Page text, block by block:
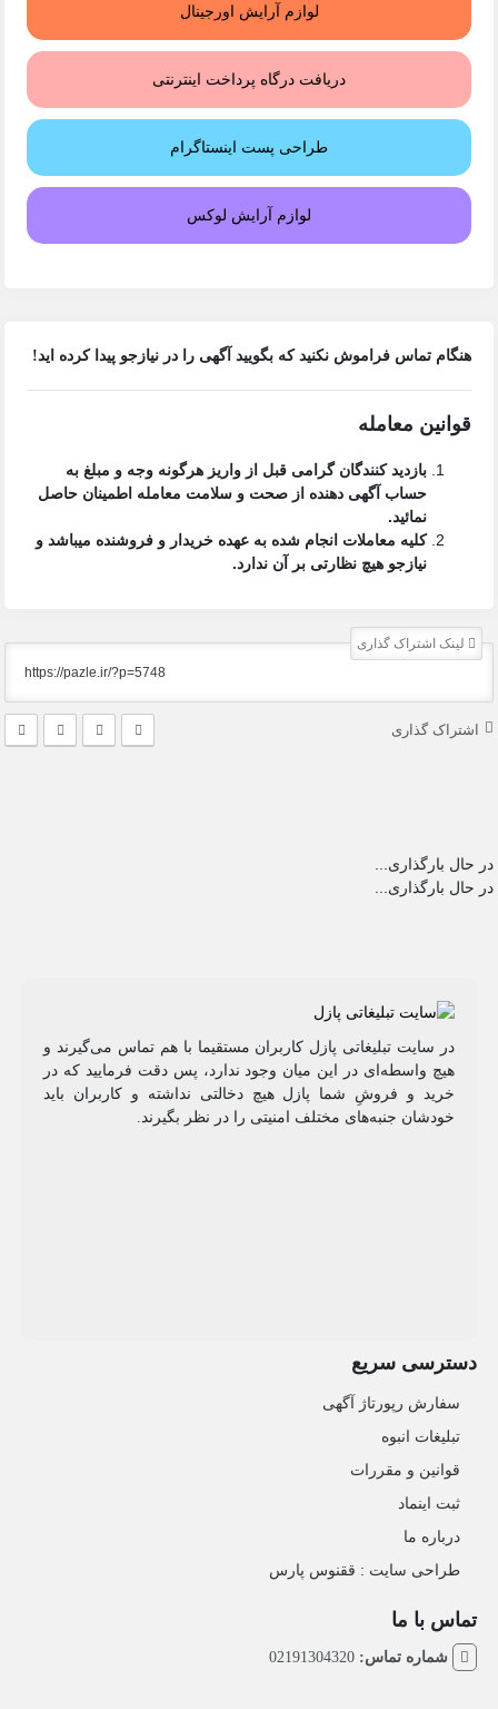
لوازم آرایش اورجینال
دریافت درگاه پرداخت اینترنتی
طراحی پست اینستاگرام
لوازم آرایش لوکس
هنگام تماس فراموش نکنید که بگویید آگهی را درنیازجوپیدا کرده اید!
قوانین معامله
بازدید کنندگان گرامی قبل از واریز هرگونه وجه و مبلغ به
حساب آگهی دهنده از صحت و سلامت معامله اطمینان حاصل
نمائید.
کلیه معاملات انجام شده به عهده خریدار و فروشنده میباشد و
نیازجو هیچ نظارتی بر آن ندارد.
لینک اشتراک گذاری
اشتراک گذاری
در حال بارگذاری...
در حال بارگذاری...
در سایت تبلیغاتی پازل کاربران مستقیما با هم تماس می‌گیرند و
هیچ واسطه‌ای در این میان وجود ندارد، پس دقت فرمایید که در
خرید و فروشِ شما پازل هیچ دخالتی نداشته و کاربران باید
خودشان جنبه‌های مختلف امنیتی را در نظر بگیرند.
دسترسی سریع
سفارش رپورتاژ آگهی
تبلیغات انبوه
قوانین و مقررات
ثبت اینماد
درباره ما
طراحی سایت : ققنوس پارس
تماس با ما
شماره تماس:02191304320